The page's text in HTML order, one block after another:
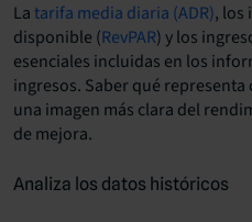
Latarifa media diaria (ADR), los
disponible (RevPAR) y los
esenciales incluidas en los
ingresos. Saber qué
una imagen más clara del
de mejora.
Analiza los datos históricos